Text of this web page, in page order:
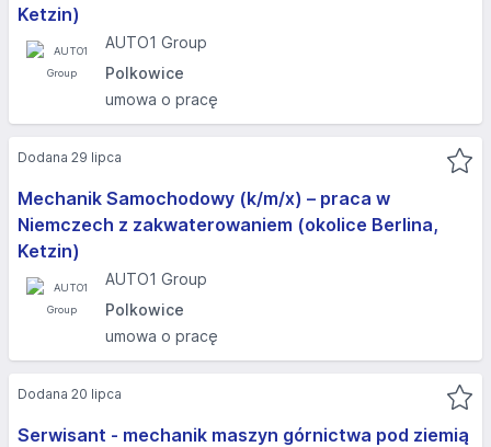
Ketzin)
AUTO1 Group
Polkowice
umowa o pracę
Mechanik Samochodowy (k/m/x) – praca w
Niemczech z zakwaterowaniem (okolice Berlina,
Ketzin)
AUTO1 Group
Polkowice
umowa o pracę
Dodana 29 lipca
Serwisant - mechanik maszyn górnictwa pod ziemią
Dodana 20 lipca